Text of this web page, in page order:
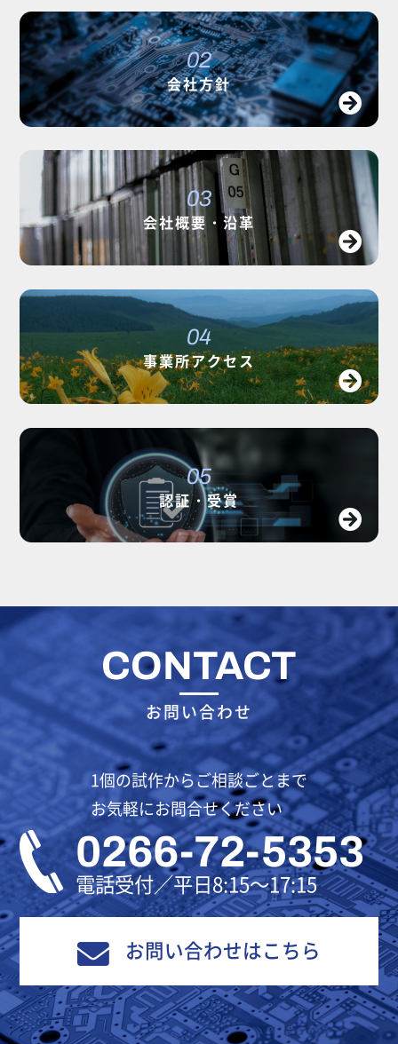
02
会社方針
03
会社概要・沿革
04
事業所アクセス
05
認証・受賞
CONTACT
お問い合わせ
1個の試作からご相談ごとまで
お気軽にお問合せください
0266-72-5353
電話受付／平日8:15～17:15
お問い合わせはこちら